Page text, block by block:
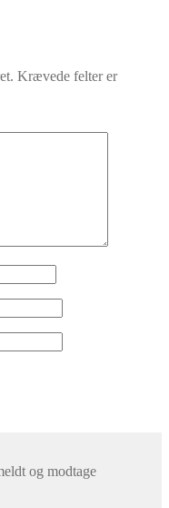
Krævede felter er
og modtage